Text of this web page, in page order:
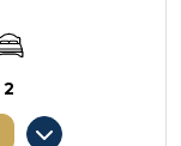
2